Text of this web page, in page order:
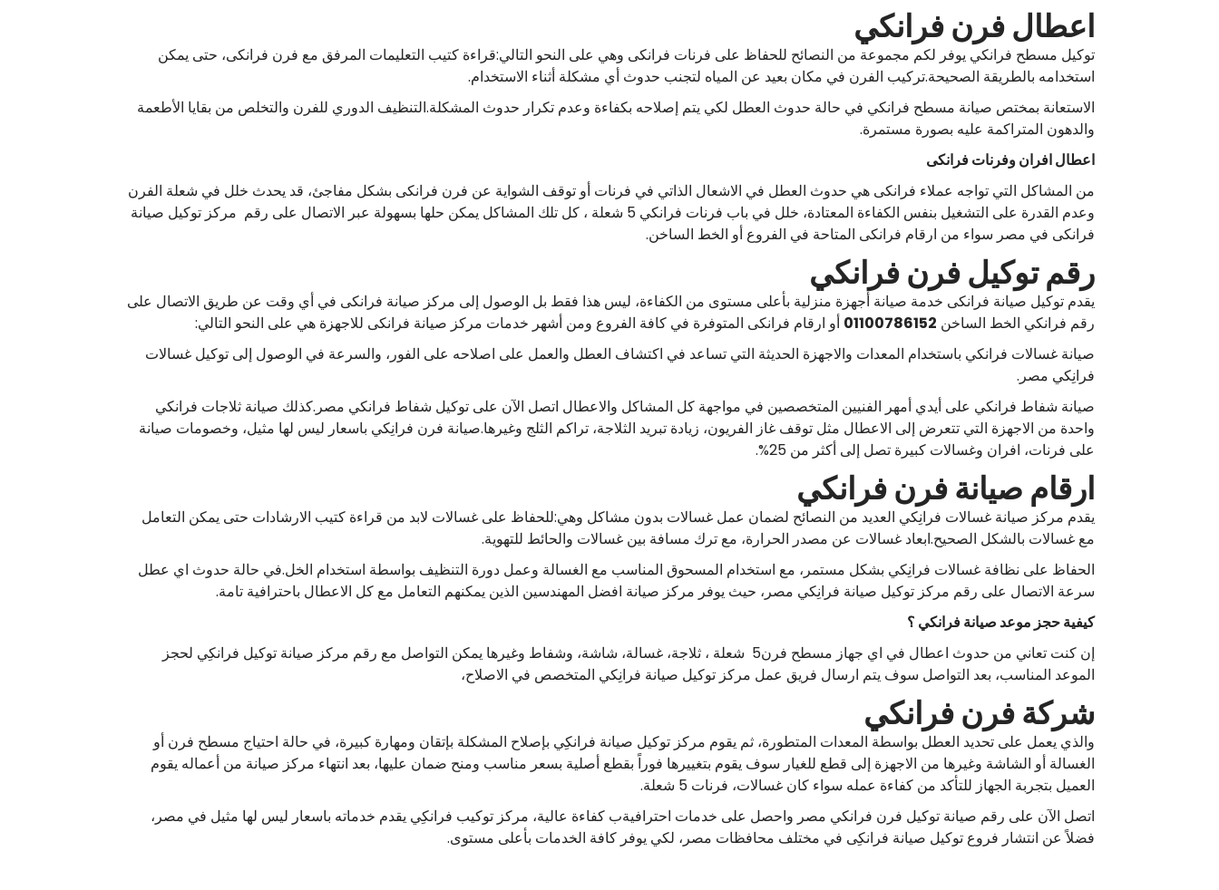
اعطال فرن فرانكي
توكيل مسطح فرانكي يوفر لكم مجموعة من النصائح للحفاظ على فرنات فرانكى وهي على النحو التالي:قراءة كتيب التعليمات المرفق مع فرن فرانكى، حتى يمكن
استخدامه بالطريقة الصحيحة.تركيب الفرن في مكان بعيد عن المياه لتجنب حدوث أي مشكلة أثناء الاستخدام.
الاستعانة بمختص صيانة مسطح فرانكي في حالة حدوث العطل لكي يتم إصلاحه بكفاءة وعدم تكرار حدوث المشكلة.التنظيف الدوري للفرن والتخلص من بقايا الأطعمة
والدهون المتراكمة عليه بصورة مستمرة.
اعطال افران وفرنات فرانكى
من المشاكل التي تواجه عملاء فرانكى هي حدوث العطل في الاشعال الذاتي في فرنات أو توقف الشواية عن فرن فرانكى بشكل مفاجئ، قد يحدث خلل في شعلة الفرن
وعدم القدرة على التشغيل بنفس الكفاءة المعتادة، خلل في باب فرنات فرانكي 5 شعلة ، كل تلك المشاكل يمكن حلها بسهولة عبر الاتصال على رقم مركز توكيل صيانة
فرانكى في مصر سواء من ارقام فرانكى المتاحة في الفروع أو الخط الساخن.
رقم توكيل فرن فرانكي
يقدم توكيل صيانة فرانكى خدمة صيانة أجهزة منزلية بأعلى مستوى من الكفاءة، ليس هذا فقط بل الوصول إلى مركز صيانة فرانكى في أي وقت عن طريق الاتصال على
رقم فرانكي الخط الساخن 01100786152 أو ارقام فرانكى المتوفرة في كافة الفروع ومن أشهر خدمات مركز صيانة فرانكى للاجهزة هي على النحو التالي:
صيانة غسالات فرانكي باستخدام المعدات والاجهزة الحديثة التي تساعد في اكتشاف العطل والعمل على اصلاحه على الفور، والسرعة في الوصول إلى توكيل غسالات
فرانِكي مصر.
صيانة شفاط فرانكي على أيدي أمهر الفنيين المتخصصين في مواجهة كل المشاكل والاعطال اتصل الآن على توكيل شفاط فرانكي مصر.كذلك صيانة ثلاجات فرانكي
واحدة من الاجهزة التي تتعرض إلى الاعطال مثل توقف غاز الفريون، زيادة تبريد الثلاجة، تراكم الثلج وغيرها.صيانة فرن فرانِكي باسعار ليس لها مثيل، وخصومات صيانة
على فرنات، افران وغسالات كبيرة تصل إلى أكثر من 25%.
ارقام صيانة فرن فرانكي
يقدم مركز صيانة غسالات فرانِكي العديد من النصائح لضمان عمل غسالات بدون مشاكل وهي:للحفاظ على غسالات لابد من قراءة كتيب الارشادات حتى يمكن التعامل
مع غسالات بالشكل الصحيح.ابعاد غسالات عن مصدر الحرارة، مع ترك مسافة بين غسالات والحائط للتهوية.
الحفاظ على نظافة غسالات فرانِكي بشكل مستمر، مع استخدام المسحوق المناسب مع الغسالة وعمل دورة التنظيف بواسطة استخدام الخل.في حالة حدوث اي عطل
سرعة الاتصال على رقم مركز توكيل صيانة فرانِكي مصر، حيث يوفر مركز صيانة افضل المهندسين الذين يمكنهم التعامل مع كل الاعطال باحترافية تامة.
كيفية حجز موعد صيانة فرانكي ؟
إن كنت تعاني من حدوث اعطال في اي جهاز مسطح فرن5 شعلة ، ثلاجة، غسالة، شاشة، وشفاط وغيرها يمكن التواصل مع رقم مركز صيانة توكيل فرانكِي لحجز
الموعد المناسب، بعد التواصل سوف يتم ارسال فريق عمل مركز توكيل صيانة فرانِكي المتخصص في الاصلاح،
شركة فرن فرانكي
والذي يعمل على تحديد العطل بواسطة المعدات المتطورة، ثم يقوم مركز توكيل صيانة فرانكِي بإصلاح المشكلة بإتقان ومهارة كبيرة، في حالة احتياج مسطح فرن أو
الغسالة أو الشاشة وغيرها من الاجهزة إلى قطع للغيار سوف يقوم بتغييرها فوراً بقطع أصلية بسعر مناسب ومنح ضمان عليها، بعد انتهاء مركز صيانة من أعماله يقوم
العميل بتجربة الجهاز للتأكد من كفاءة عمله سواء كان غسالات، فرنات 5 شعلة.
اتصل الآن على رقم صيانة توكيل فرن فرانكي مصر واحصل على خدمات احترافيةب كفاءة عالية، مركز توكيب فرانكِي يقدم خدماته باسعار ليس لها مثيل في مصر،
فضلاً عن انتشار فروع توكيل صيانة فرانكِى في مختلف محافظات مصر، لكي يوفر كافة الخدمات بأعلى مستوى.